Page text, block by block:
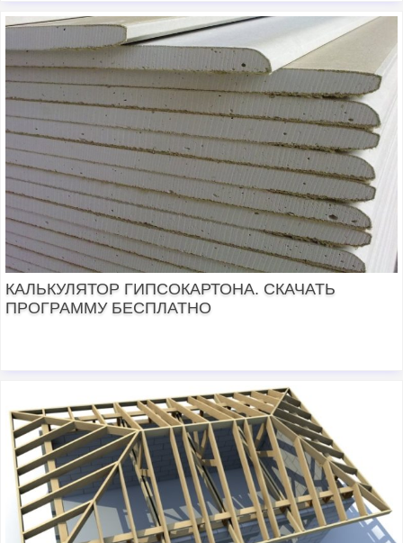
КАЛЬКУЛЯТОР ГИПСОКАРТОНА. СКАЧАТЬ
ПРОГРАММУ БЕСПЛАТНО